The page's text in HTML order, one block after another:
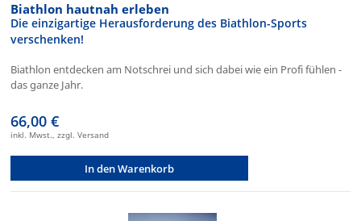
Biathlon hautnah erleben
Die einzigartige Herausforderung des Biathlon-Sports
verschenken!
Biathlon entdecken am Notschrei und sich dabei wie ein Profi fühlen -
das ganze Jahr.
66,00 €
inkl. Mwst., zzgl. Versand
In den Warenkorb